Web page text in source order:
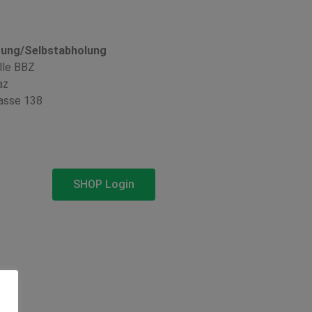
Selbstabholung
BBZ
138
SHOP Login